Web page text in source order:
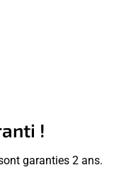
!
garanties 2 ans.